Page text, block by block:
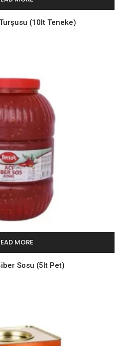
(10lt Teneke)
MORE
Sosu (5lt Pet)